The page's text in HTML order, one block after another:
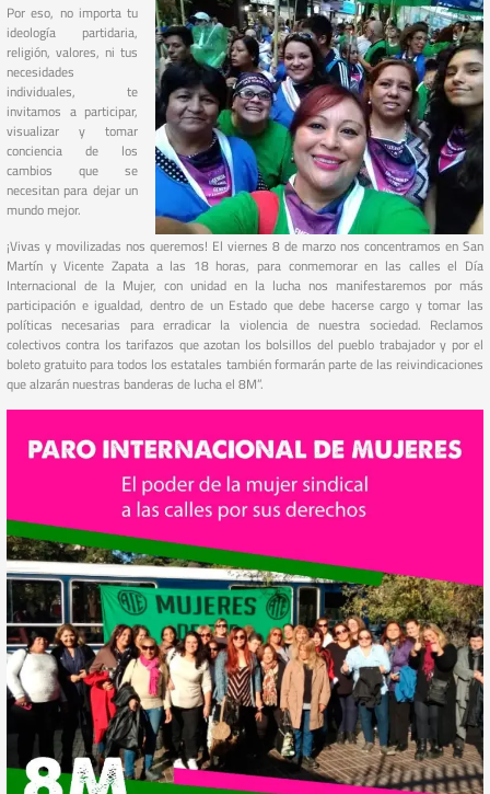
Por eso, no importa tu
ideología partidaria,
religión, valores, ni tus
necesidades
individuales, te
invitamos a participar,
visualizar y tomar
conciencia de los
cambios que se
necesitan para dejar un
mundo mejor.
¡Vivas y movilizadas nos queremos! El viernes 8 de marzo nos concentramos en San
Martín y Vicente Zapata a las 18 horas, para conmemorar en las calles el Día
Internacional de la Mujer, con unidad en la lucha nos manifestaremos por más
participación e igualdad, dentro de un Estado que debe hacerse cargo y tomar las
políticas necesarias para erradicar la violencia de nuestra sociedad. Reclamos
colectivos contra los tarifazos que azotan los bolsillos del pueblo trabajador y por el
boleto gratuito para todos los estatales también formarán parte de las reivindicaciones
que alzarán nuestras banderas de lucha el 8M”.